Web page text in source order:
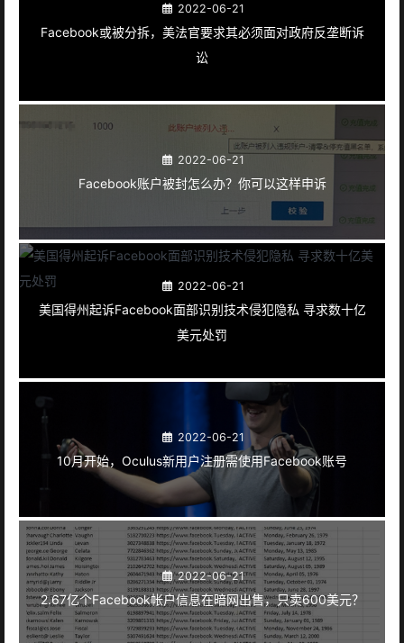
2022-06-21
Facebook或被分拆，美法官要求其必须面对政府反垄断诉
讼
2022-06-21
Facebook账户被封怎么办？你可以这样申诉
2022-06-21
美国得州起诉Facebook面部识别技术侵犯隐私 寻求数十亿
美元处罚
2022-06-21
10月开始，Oculus新用户注册需使用Facebook账号
2022-06-21
2.67亿个Facebook帐户信息在暗网出售，只卖600美元？